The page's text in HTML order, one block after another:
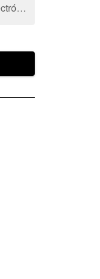
Dirección de correo electrónico